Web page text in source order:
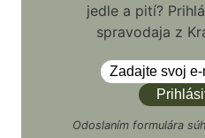
jedle a pití?
spravodaja z
Odoslaním formulára